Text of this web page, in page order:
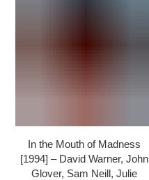
In the Mouth of Madness
[1994] – David Warner, John
Glover, Sam Neill, Julie